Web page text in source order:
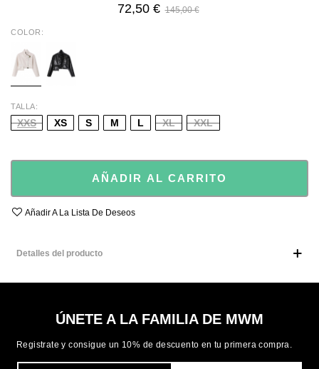
72,50 € 145,00 €
COLOR
TALLA
XXS XS S M L XL XXL
AÑADIR AL CARRITO
Añadir A La Lista De Deseos
Detalles del producto
ÚNETE A LA FAMILIA DE MWM
Registrate y consigue un 10% de descuento en tu primera compra.